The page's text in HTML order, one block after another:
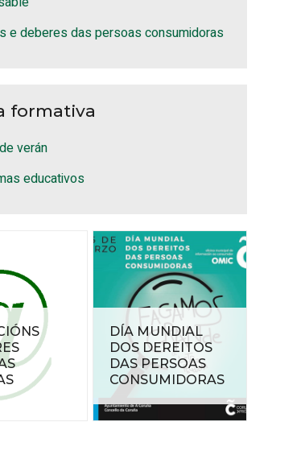
e deberes das persoas consumidoras
formativa
verán
educativos
DÍA MUNDIAL
DOS DEREITOS
DAS PERSOAS
CONSUMIDORAS